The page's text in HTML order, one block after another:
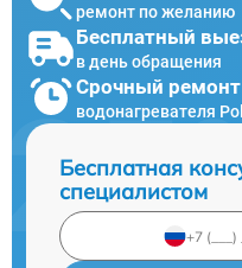
ремонт по желанию
Бесплатный
в день обращения
Срочный ремонт
водонагревателя
Бесплатная
специалистом